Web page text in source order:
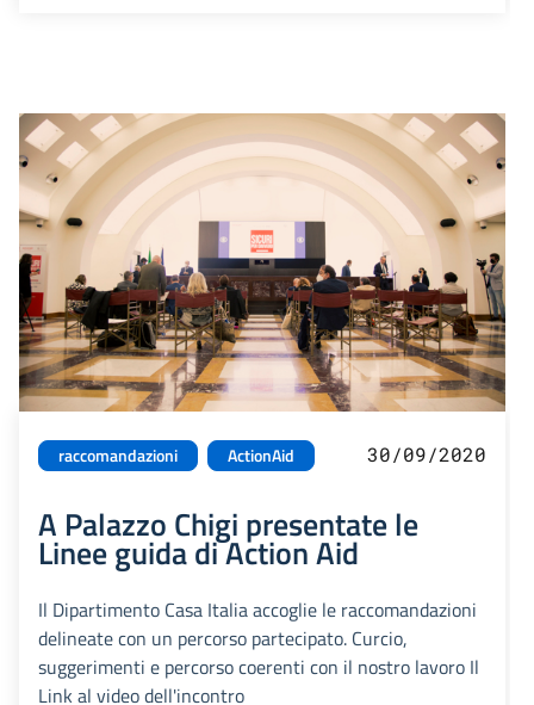
raccomandazioni ActionAid 30/09/2020
A Palazzo Chigi presentate le
Linee guida di Action Aid
Il Dipartimento Casa Italia accoglie le raccomandazioni
delineate con un percorso partecipato. Curcio,
suggerimenti e percorso coerenti con il nostro lavoro Il
Link al video dell'incontro